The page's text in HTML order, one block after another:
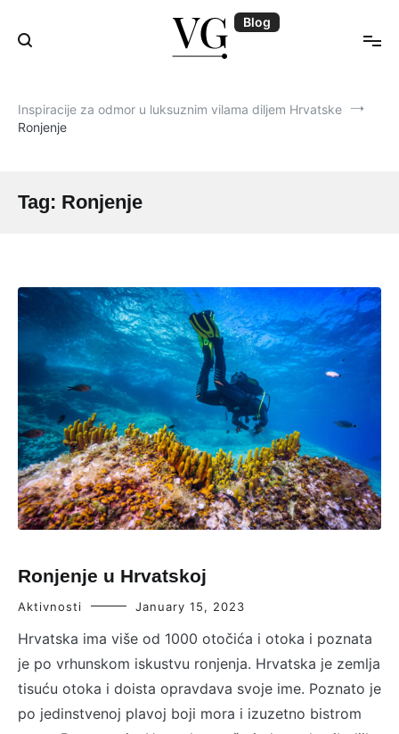
content
Blog
Inspiracije za odmor u luksuznim vilama diljem Hrvatske
Ronjenje
Tag: Ronjenje
Ronjenje u Hrvatskoj
Aktivnosti January 15, 2023
Hrvatska ima više od 1000 otočića i otoka i poznata
je po vrhunskom iskustvu ronjenja. Hrvatska je zemlja
tisuću otoka i doista opravdava svoje ime. Poznato je
po jedinstvenoj plavoj boji mora i izuzetno bistrom